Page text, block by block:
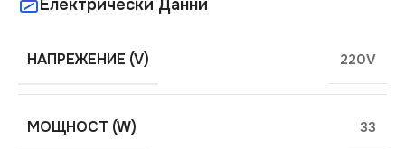
Електрически Данни
НАПРЕЖЕНИЕ (V) 220V
МОЩНОСТ (W) 33